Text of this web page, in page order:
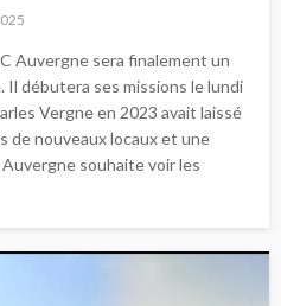
Auvergne sera finalement un
débutera ses missions le lundi
Vergne en 2023 avait laissé
de nouveaux locaux et une
souhaite voir les